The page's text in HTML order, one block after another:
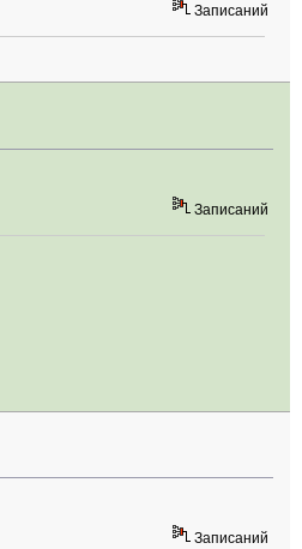
Записаний
Записаний
Записаний